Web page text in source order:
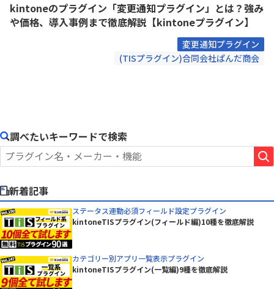
kintoneのプラグイン「変更通知プラグイン」とは？強み
や価格、導入事例まで徹底解説【kintoneプラグイン】
変更通知プラグイン
(TISプラグイン)合同会社ぱんだ商会
調べたいキーワードで検索
新着記事
ステータス連動必須フィールド設定プラグイン
kintoneTISプラグイン(フィールド編)10種を徹底解説
カテゴリー別アプリ一覧表示プラグイン
kintoneTISプラグイン(一覧編)9種を徹底解説